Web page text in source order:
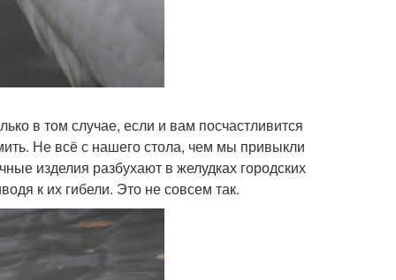
в том случае, если и вам посчастливится
Не всё с нашего стола, чем мы привыкли
изделия разбухают в желудках городских
к их гибели. Это не совсем так.